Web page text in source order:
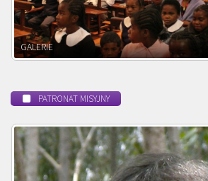
POWOŁANIE MISYJNE
PATRONAT MISYJNY